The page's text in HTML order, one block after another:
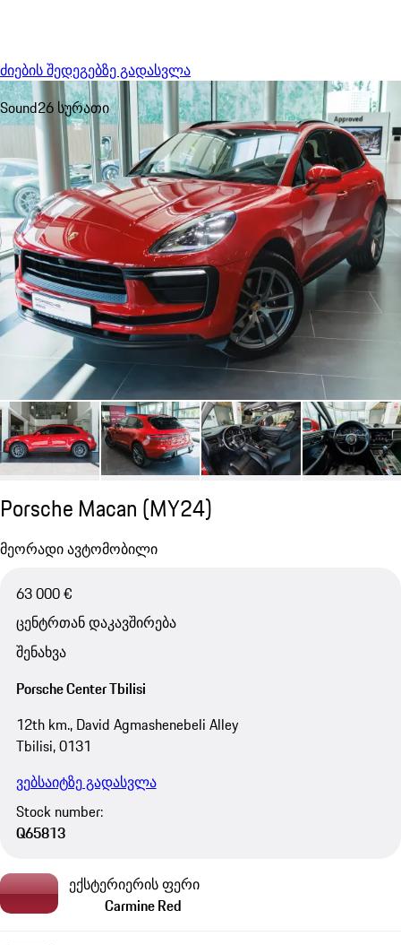
ძიების შედეგებზე გადასვლა
Sound26 სურათი
Porsche Macan (MY24)
მეორადი ავტომობილი
63 000 €
ცენტრთან დაკავშირება
შენახვა
Porsche Center Tbilisi
12th km., David Agmashenebeli Alley
Tbilisi, 0131
ვებსაიტზე გადასვლა
Stock number:
Q65813
ექსტერიერის ფერი
Carmine Red